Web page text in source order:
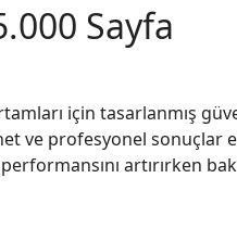
Sayfa
için tasarlanmış
ve profesyonel sonuçlar
artırırken